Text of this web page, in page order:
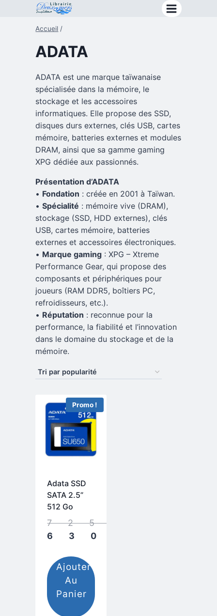
Accueil /
ADATA
ADATA est une marque taïwanaise
spécialisée dans la mémoire, le
stockage et les accessoires
informatiques. Elle propose des SSD,
disques durs externes, clés USB, cartes
mémoire, batteries externes et modules
DRAM, ainsi que sa gamme gaming
XPG dédiée aux passionnés.
Présentation d’ADATA
• Fondation : créée en 2001 à Taïwan.
•Spécialité : mémoire vive (DRAM),
stockage (SSD, HDD externes), clés
USB, cartes mémoire, batteries
externes et accessoires électroniques.
• Marque gaming : XPG – Xtreme
Performance Gear, qui propose des
composants et périphériques pour
joueurs (RAM DDR5, boîtiers PC,
refroidisseurs, etc.).
• Réputation : reconnue pour la
performance, la fiabilité et l’innovation
dans le domaine du stockage et de la
mémoire.
Promo !
Adata SSD
SATA 2.5”
512 Go
Le
initial
était :
prix
actuel
est :
Ajouter
Au
Panier